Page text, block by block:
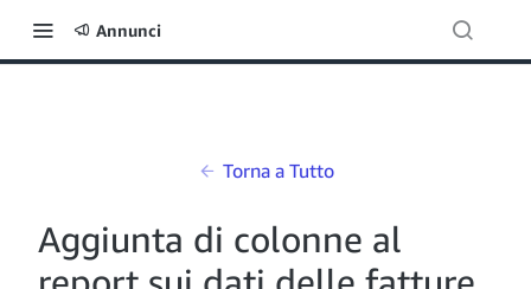
Annunci
Torna a Tutto
Aggiunta di colonne al